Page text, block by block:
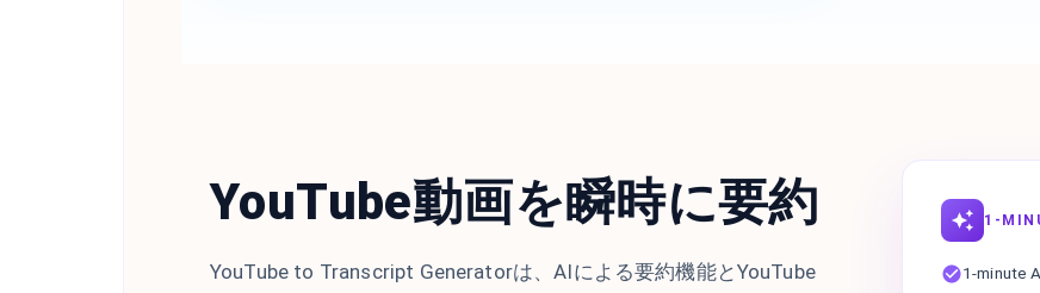
YouTube動画を瞬時に要約
YouTube to Transcript Generatorは、AIによる要約機能とYouTube
1-
1-minute